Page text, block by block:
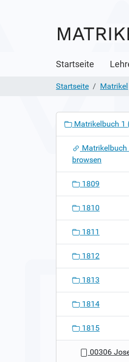
Startseite
Startseite
Matrikel
n
Matrikelbuch 1
Matrikelbuch
browsen
1809
1810
1811
1812
1813
1814
1815
00306